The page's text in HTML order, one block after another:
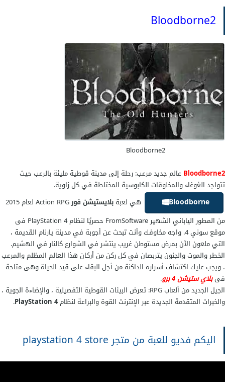
Bloodborne2
Bloodborne2
Bloodborne2 عالم جديد مرعب: رحلة إلى مدينة قوطية مليئة بالرعب حيث
تتواجد الغوغاء والمخلوقات الكابوسية المختلطة في كل زاوية.
Bloodborne هي لعبة بلايستيشن فور
Action RPG لعام 2015
من المطور الياباني الشهير FromSoftware حصريًا لنظام PlayStation 4 فى
موقع سوني 4. واجه مخاوفك وأنت تبحث عن أجوبة في مدينة يارنام القديمة ،
التي ملعون الآن بمرض مستوطن غريب ينتشر في الشوارع كالنار في الهشيم.
الخطر والموت والجنون يتربصان في كل ركن من أركان هذا العالم المظلم والمرعب
، ويجب عليك اكتشاف أسراره الداكنة من أجل البقاء على قيد الحياة وهى متاحة
فىبلاي ستيشن 4 برو
.
الجيل الجديد من ألعاب RPG: تعرض البيئات القوطية التفصيلية ، والإضاءة الجوية ،
والخبرات المتقدمة الجديدة عبر الإنترنت القوة والبراعة لنظامPlayStation 4
.
اليكم فديو للعبة من متجر playstation 4 store